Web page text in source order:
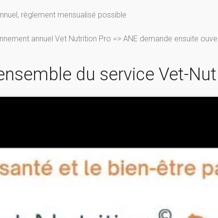
règlement mensualisé possible
annuel Vet Nutrition Pro => ANE demande ensuite
du service Vet-